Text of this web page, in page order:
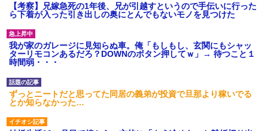
【考察】兄嫁急死の1年後、兄が引越すというので手伝いに行った
ら下着が入った引き出しの奥にとんでもないモノを見つけた
我が家のガレージに見知らぬ車。俺「もしもし、玄関にもシャッ
ターリモコンあるだろ？DOWNのボタン押してｗ」→ 待つこと１
時間弱・・・
ずっとニートだと思ってた同居の義弟が投資で旦那より稼いでる
とか知らなかった…